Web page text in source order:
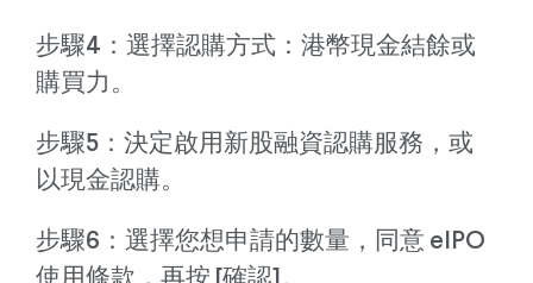
步驟4：選擇認購方式：港幣現金結餘或
購買力。
步驟5：決定啟用新股融資認購服務，或
以現金認購。
步驟6：選擇您想申請的數量，同意 eIPO